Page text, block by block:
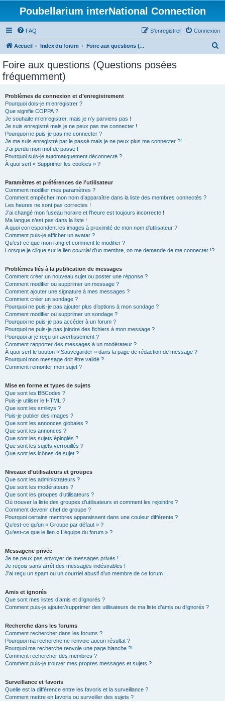
Poubellarium interNational Connection
FAQ Connexion
S’enregistrer
Accueil Index du forum Foire aux questions (Questions posées fréquemment)
Foire aux questions (Questions posées
fréquemment)
Problèmes de connexion et d’enregistrement
Pourquoi dois-je m’enregistrer ?
Que signifie COPPA ?
Je souhaite m’enregistrer, mais je n’y parviens pas !
Je suis enregistré mais je ne peux pas me connecter !
Pourquoi ne puis-je pas me connecter ?
Je me suis enregistré par le passé mais je ne peux plus me connecter ?!
J’ai perdu mon mot de passe !
Pourquoi suis-je automatiquement déconnecté ?
À quoi sert « Supprimer les cookies » ?
Paramètres et préférences de l’utilisateur
Comment modifier mes paramètres ?
Comment empêcher mon nom d’apparaître dans la liste des membres connectés ?
Les heures ne sont pas correctes !
J’ai changé mon fuseau horaire et l’heure est toujours incorrecte !
Ma langue n’est pas dans la liste !
A quoi correspondent les images à proximité de mon nom d’utilisateur ?
Comment puis-je afficher un avatar ?
Qu’est-ce que mon rang et comment le modifier ?
Lorsque je clique sur le lien courrield’un membre, on me demande de me connecter !?
Problèmes liés à la publication de messages
Comment créer un nouveau sujet ou poster une réponse ?
Comment modifier ou supprimer un message ?
Comment ajouter une signature à mes messages ?
Comment créer un sondage ?
Pourquoi ne puis-je pas ajouter plus d’options à mon sondage ?
Comment modifier ou supprimer un sondage ?
Pourquoi ne puis-je pas accéder à un forum ?
Pourquoi ne puis-je pas joindre des fichiers à mon message ?
Pourquoi ai-je reçu un avertissement ?
Comment rapporter des messages à un modérateur ?
À quoi sert le bouton « Sauvegarder » dans la page de rédaction de message ?
Pourquoi mon message doit être validé ?
Comment remonter mon sujet ?
Mise en forme et types de sujets
Que sont les BBCodes ?
Puis-je utiliser le HTML ?
Que sont les smileys ?
Puis-je publier des images ?
Que sont les annonces globales ?
Que sont les annonces ?
Que sont les sujets épinglés ?
Que sont les sujets verrouillés ?
Que sont les icônes de sujet ?
Niveaux d’utilisateurs et groupes
Que sont les administrateurs ?
Que sont les modérateurs ?
Que sont les groupes d’utilisateurs ?
Où trouver la liste des groupes d’utilisateurs et comment les rejoindre ?
Comment devenir chef de groupe ?
Pourquoi certains membres apparaissent dans une couleur différente ?
Qu’est-ce qu’un « Groupe par défaut » ?
Qu’est-ce que le lien « L’équipe du forum » ?
Messagerie privée
Je ne peux pas envoyer de messages privés !
Je reçois sans arrêt des messages indésirables !
J’ai reçu un spam ou un courriel abusif d’un membre de ce forum !
Amis et ignorés
Que sont mes listes d’amis et d’ignorés ?
Comment puis-je ajouter/supprimer des utilisateurs de ma liste d’amis ou d’ignorés ?
Recherche dans les forums
Comment rechercher dans les forums ?
Pourquoi ma recherche ne renvoie aucun résultat ?
Pourquoi ma recherche renvoie une page blanche ?!
Comment rechercher des membres ?
Comment puis-je trouver mes propres messages et sujets ?
Surveillance et favoris
Quelle est la différence entre les favoris et la surveillance ?
Comment mettre en favoris ou surveiller des sujets ?